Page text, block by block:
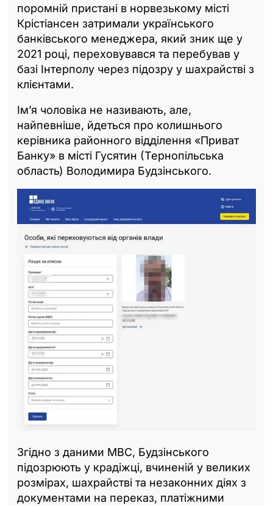
поромній пристані в норвезькому місті
Крістіансен затримали українського
банківського менеджера, який зник ще у
2021 році, переховувався та перебував у
базі Інтерполу через підозру у шахрайстві з
клієнтами.
Ім’я чоловіка не називають, але,
найпевніше, йдеться про колишнього
керівника районного відділення «Приват
Банку» в місті Гусятин (Тернопільська
область) Володимира Будзінського.
Згідно з даними МВС, Будзінського
підозрюють у крадіжці, вчиненій у великих
розмірах, шахрайстві та незаконних діях з
документами на переказ, платіжними